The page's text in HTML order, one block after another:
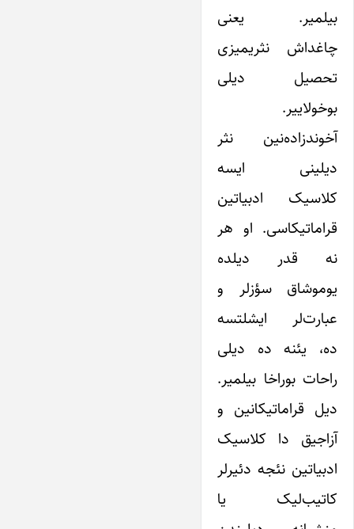
بیلمیر. یعنی
چاغداش نثریمیزی
تحصیل دیلی
بوخولاییر.
آخوندزاده‌نین نثر
دیلینی ایسه
کلاسیک ادبیاتین
قراماتیکاسی. او هر
نه قدر دیلده
یوموشاق سؤزلر و
عبارت‌‌لر ایشلتسه
‌ده، یئنه ده دیلی
راحات بوراخا بیلمیر.
دیل قراماتیکانین و
آزاجیق دا کلاسیک
ادبیاتین نئجه دئیرلر
کاتیب‌لیک یا